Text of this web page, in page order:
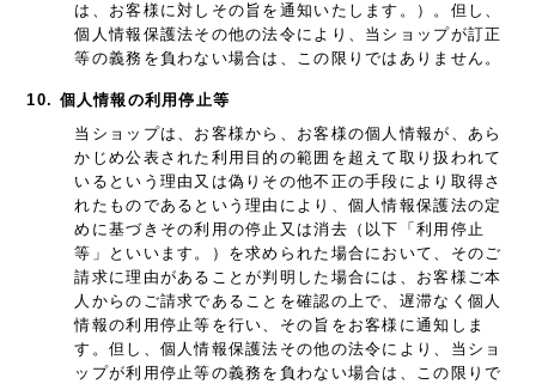
は、お客様に対しその旨を通知いたします。）。但し、
個人情報保護法その他の法令により、当ショップが訂正
等の義務を負わない場合は、この限りではありません。
10. 個人情報の利用停止等
当ショップは、お客様から、お客様の個人情報が、あら
かじめ公表された利用目的の範囲を超えて取り扱われて
いるという理由又は偽りその他不正の手段により取得さ
れたものであるという理由により、個人情報保護法の定
めに基づきその利用の停止又は消去（以下「利用停止
等」といいます。）を求められた場合において、そのご
請求に理由があることが判明した場合には、お客様ご本
人からのご請求であることを確認の上で、遅滞なく個人
情報の利用停止等を行い、その旨をお客様に通知しま
す。但し、個人情報保護法その他の法令により、当ショ
ップが利用停止等の義務を負わない場合は、この限りで